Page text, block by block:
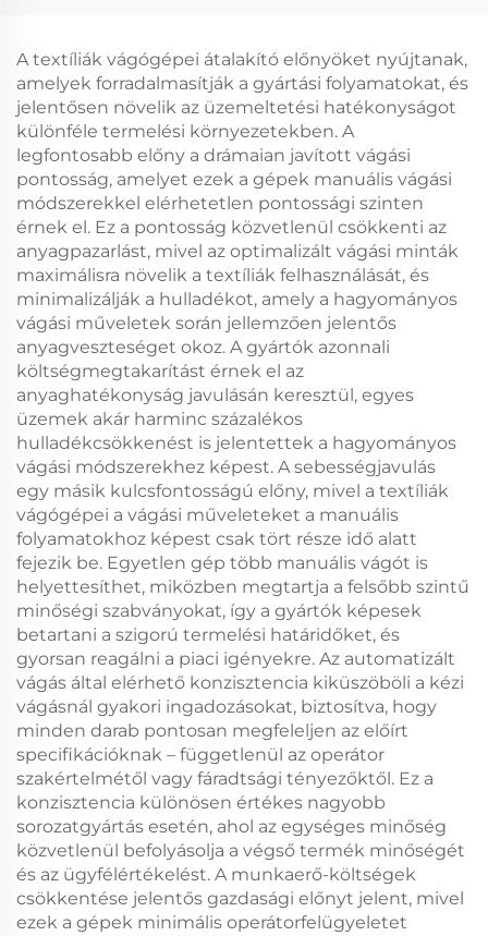
gép
A textíliák vágógépei átalakító előnyöket nyújtanak,
amelyek forradalmasítják a gyártási folyamatokat, és
jelentősen növelik az üzemeltetési hatékonyságot
különféle termelési környezetekben. A
legfontosabb előny a drámaian javított vágási
pontosság, amelyet ezek a gépek manuális vágási
módszerekkel elérhetetlen pontossági szinten
érnek el. Ez a pontosság közvetlenül csökkenti az
anyagpazarlást, mivel az optimalizált vágási minták
maximálisra növelik a textíliák felhasználását, és
minimalizálják a hulladékot, amely a hagyományos
vágási műveletek során jellemzően jelentős
anyagveszteséget okoz. A gyártók azonnali
költségmegtakarítást érnek el az
anyaghatékonyság javulásán keresztül, egyes
üzemek akár harminc százalékos
hulladékcsökkenést is jelentettek a hagyományos
vágási módszerekhez képest. A sebességjavulás
egy másik kulcsfontosságú előny, mivel a textíliák
vágógépei a vágási műveleteket a manuális
folyamatokhoz képest csak tört része idő alatt
fejezik be. Egyetlen gép több manuális vágót is
helyettesíthet, miközben megtartja a felsőbb szintű
minőségi szabványokat, így a gyártók képesek
betartani a szigorú termelési határidőket, és
gyorsan reagálni a piaci igényekre. Az automatizált
vágás által elérhető konzisztencia kiküszöböli a kézi
vágásnál gyakori ingadozásokat, biztosítva, hogy
minden darab pontosan megfeleljen az előírt
specifikációknak – függetlenül az operátor
szakértelmétől vagy fáradtsági tényezőktől. Ez a
konzisztencia különösen értékes nagyobb
sorozatgyártás esetén, ahol az egységes minőség
közvetlenül befolyásolja a végső termék minőségét
és az ügyfélértékelést. A munkaerő-költségek
csökkentése jelentős gazdasági előnyt jelent, mivel
ezek a gépek minimális operátorfelügyeletet